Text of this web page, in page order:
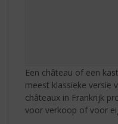
Een château of een
meest klassieke versie
châteaux in Frankrijk
voor verkoop of voor